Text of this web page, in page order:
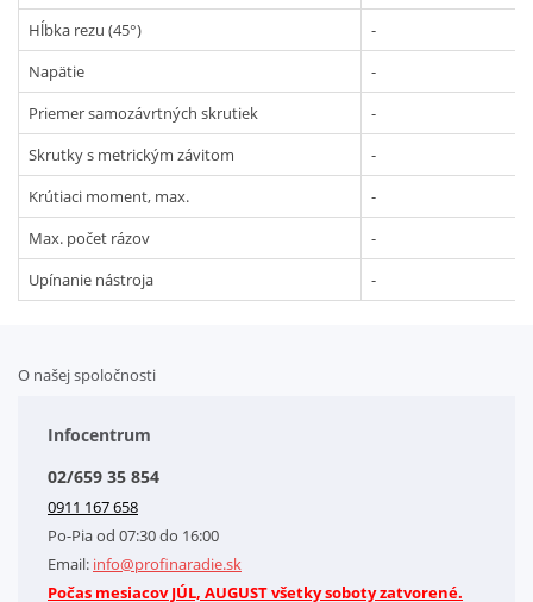
Hĺbka rezu (45°)
-
Napätie
-
Priemer samozávrtných skrutiek
-
Skrutky s metrickým závitom
-
Krútiaci moment, max.
-
Max. počet rázov
-
Upínanie nástroja
-
O našej spoločnosti
Obchodné podmienky
Kontakt
Letáky na stiahnutie
GDPR-Informácie o spracovaní osobných údajov HQ Tools, spol. s r. o.
Cookies
Infocentrum
02/659 35 854
0911 167 658
Po-Pia od 07:30 do 16:00
Email: info@profinaradie.sk
Počas mesiacov JÚL, AUGUST všetky soboty zatvorené.